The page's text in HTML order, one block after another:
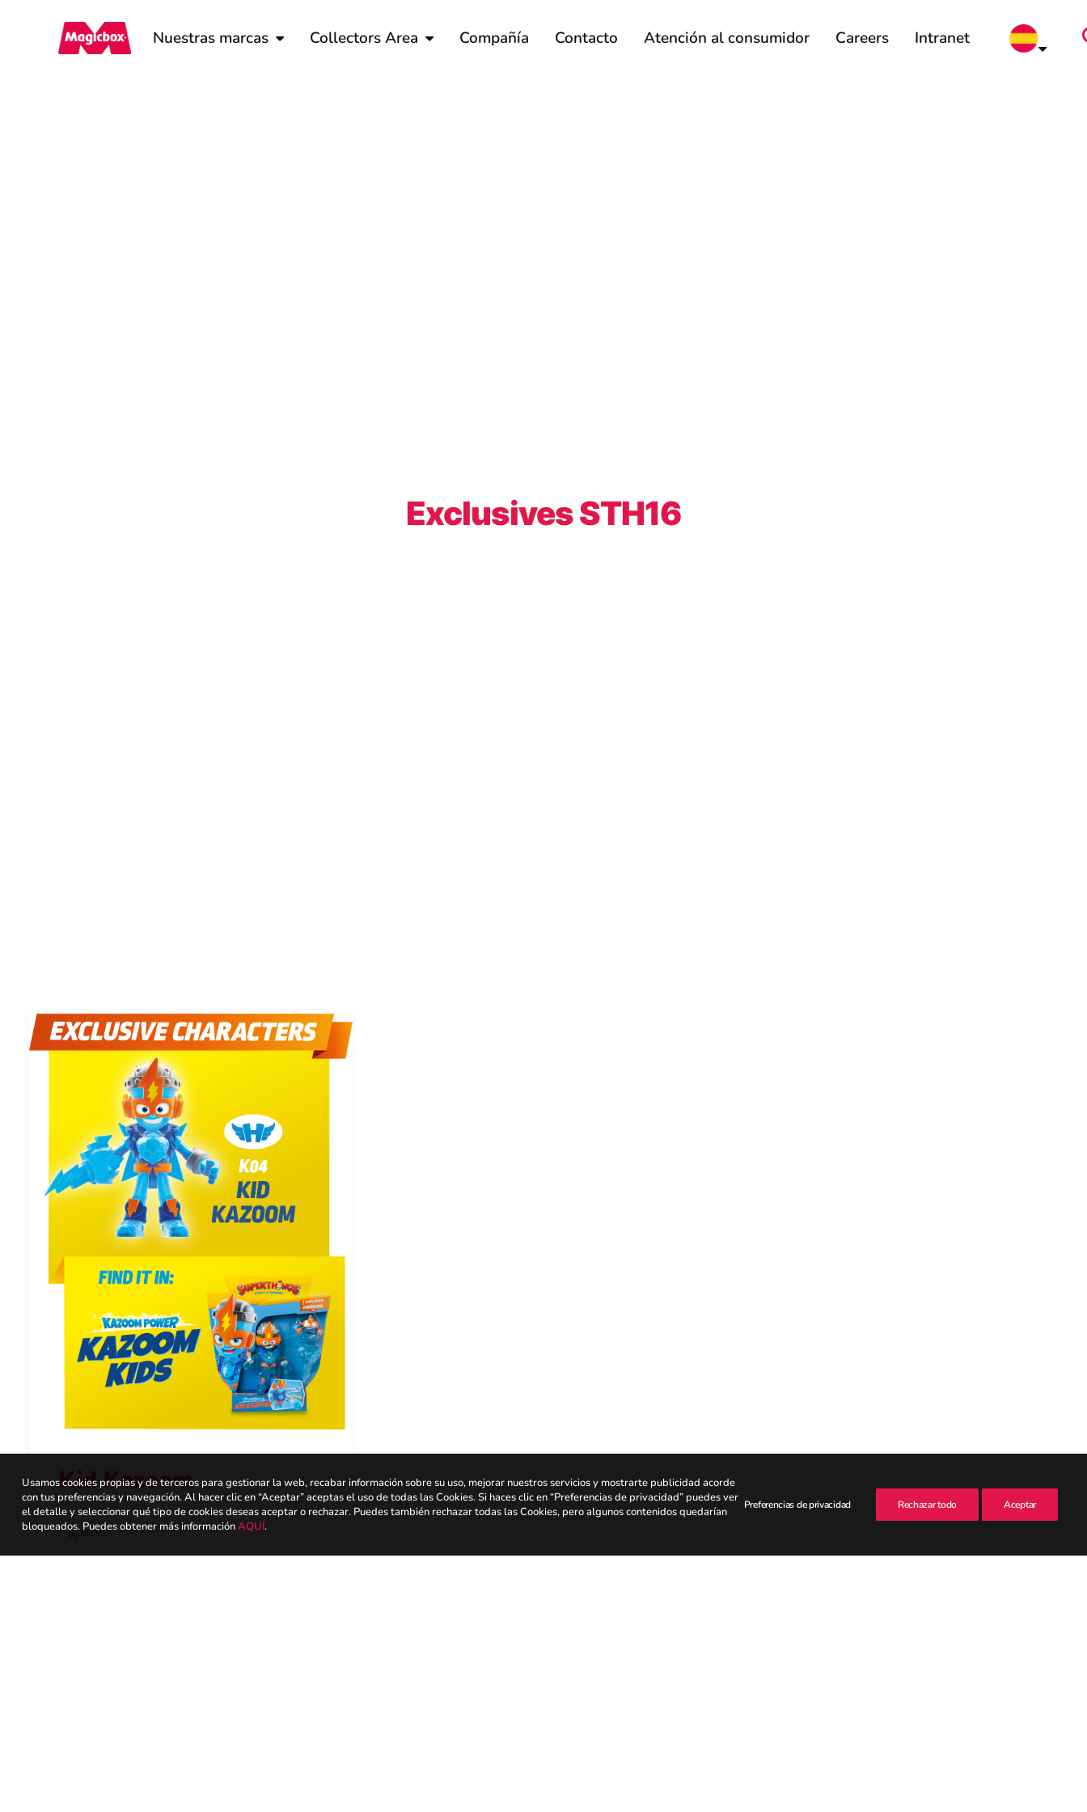
Nuestras marcas Collectors Area Compañía Contacto Atención al consumidor Careers Intranet
Exclusives STH16
Kid Kazoom
by MTW
Usamos cookies propias y de terceros para gestionar la web, recabar información sobre su uso, mejorar nuestros servicios y mostrarte publicidad acorde
con tus preferencias y navegación. Al hacer clic en “Aceptar” aceptas el uso de todas las Cookies. Si haces clic en “Preferencias de privacidad” puedes ver
el detalle y seleccionar qué tipo de cookies deseas aceptar o rechazar. Puedes también rechazar todas las Cookies, pero algunos contenidos quedarían
bloqueados. Puedes obtener más informaciónAQUÍ.
Preferencias de privacidad Rechazar todo Aceptar